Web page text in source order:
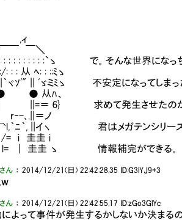
＼
:`ゝ で。そんな世界になっちゃ
ﾍ: : ::ﾐゝ
ﾞゞミﾐゝ 不安定になってしまった
ﾊ、
めて発生させたのが、君
＝ノ
君はメガテンシリーズを知
圭 i
情報補完ができる。
ん ：2014/12/21(日) 22:42:28.35 ID:G3lYJ9+3
ん ：2014/12/21(日) 22:42:55.17 ID:zGo3GlYc
よって事件が発生するかしないか決まる